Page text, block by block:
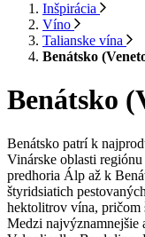
Inšpirácia
Víno
Talianske vína
Benátsko
Benátsko
Benátsko patrí k
Vinárske oblasti
predhoria Álp až k
štyridsiatich
hektolitrov vína, pričom
Medzi najvýznamnejšie